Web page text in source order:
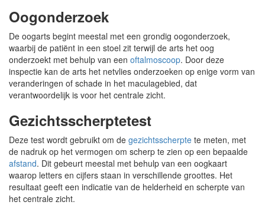
Oogonderzoek
De oogarts begint meestal met een grondig oogonderzoek,
waarbij de patiënt in een stoel zit terwijl de arts het oog
onderzoekt met behulp van een oftalmoscoop. Door deze
inspectie kan de arts het netvlies onderzoeken op enige vorm van
veranderingen of schade in het maculagebied, dat
verantwoordelijk is voor het centrale zicht.
Gezichtsscherptetest
Deze test wordt gebruikt om de gezichtsscherpte te meten, met
de nadruk op het vermogen om scherp te zien op een bepaalde
afstand. Dit gebeurt meestal met behulp van een oogkaart
waarop letters en cijfers staan in verschillende groottes. Het
resultaat geeft een indicatie van de helderheid en scherpte van
het centrale zicht.